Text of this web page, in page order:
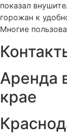
показал
горожан к
Многие
Аренда
крае